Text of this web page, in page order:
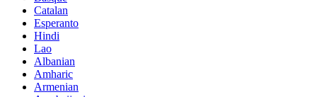
Catalan
Esperanto
Hindi
Lao
Albanian
Amharic
Armenian